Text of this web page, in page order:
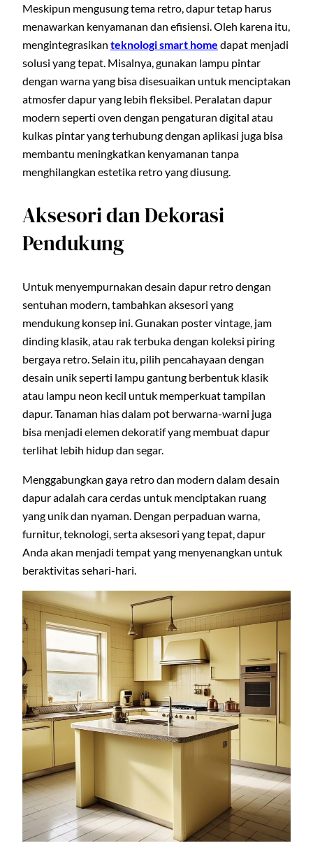
Meskipun mengusung tema retro, dapur tetap harus
menawarkan kenyamanan dan efisiensi. Oleh karena itu,
mengintegrasikan teknologi smart home dapat menjadi
solusi yang tepat. Misalnya, gunakan lampu pintar
dengan warna yang bisa disesuaikan untuk menciptakan
atmosfer dapur yang lebih fleksibel. Peralatan dapur
modern seperti oven dengan pengaturan digital atau
kulkas pintar yang terhubung dengan aplikasi juga bisa
membantu meningkatkan kenyamanan tanpa
menghilangkan estetika retro yang diusung.
Aksesori dan Dekorasi
Pendukung
Untuk menyempurnakan desain dapur retro dengan
sentuhan modern, tambahkan aksesori yang
mendukung konsep ini. Gunakan poster vintage, jam
dinding klasik, atau rak terbuka dengan koleksi piring
bergaya retro. Selain itu, pilih pencahayaan dengan
desain unik seperti lampu gantung berbentuk klasik
atau lampu neon kecil untuk memperkuat tampilan
dapur. Tanaman hias dalam pot berwarna-warni juga
bisa menjadi elemen dekoratif yang membuat dapur
terlihat lebih hidup dan segar.
Menggabungkan gaya retro dan modern dalam desain
dapur adalah cara cerdas untuk menciptakan ruang
yang unik dan nyaman. Dengan perpaduan warna,
furnitur, teknologi, serta aksesori yang tepat, dapur
Anda akan menjadi tempat yang menyenangkan untuk
beraktivitas sehari-hari.